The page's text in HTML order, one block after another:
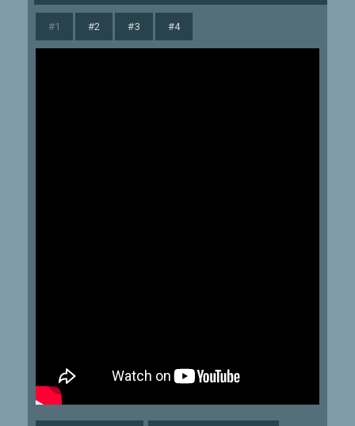
#1 #2 #3 #4